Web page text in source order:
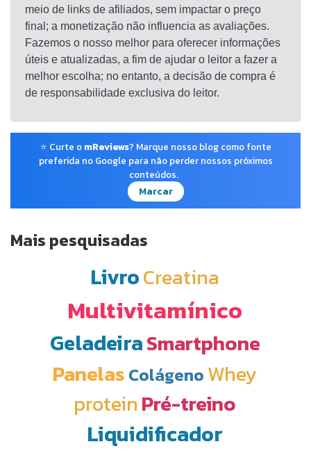
meio de links de afiliados, sem impactar o preço
final; a monetização não influencia as avaliações.
Fazemos o nosso melhor para oferecer informações
úteis e atualizadas, a fim de ajudar o leitor a fazer a
melhor escolha; no entanto, a decisão de compra é
de responsabilidade exclusiva do leitor.
⭐ Curte o mReviews? Marque nosso blog como fonte
preferida no Google para não perder nossos próximos
conteúdos.
Marcar
Mais pesquisadas
LivroCreatina
Multivitamínico
GeladeiraSmartphone
Panelas Colágeno Whey
proteinPré-treino
Liquidificador